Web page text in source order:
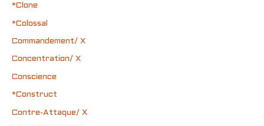
*Clone
*Colossal
Commandement/ X
Concentration/ X
Conscience
*Construct
Contre-Attaque/ X